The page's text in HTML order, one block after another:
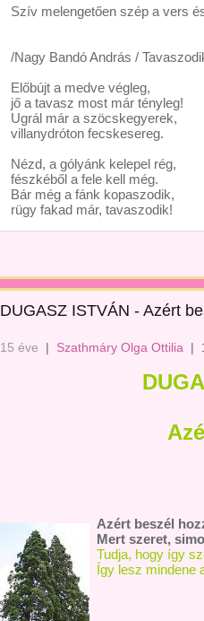
Szív melengetően szép a vers
/Nagy Bandó András /
Előbújt a medve végleg,
jő a tavasz most már tényleg!
Ugrál már a szöcskegyerek,
villanydróton fecskesereg.
Nézd, a gólyánk kelepel rég,
fészkéből a fele kell még.
Bár még a fánk kopaszodik,
rügy fakad már, tavaszodik!
DUGASZ ISTVÁN - Azért
15 éve | Szathmáry Olga Ottilia |
Azért beszél
Mert szeret,
Tudja, hogy így
Így lesz mindene